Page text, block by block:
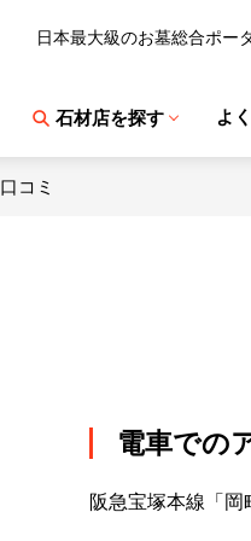
日本最大級のお墓総合ポー
石材店を探す よ
口コミ
電車での
阪急宝塚本線「岡